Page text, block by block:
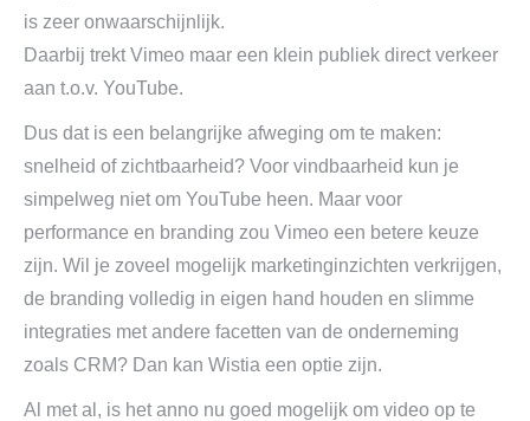
is zeer onwaarschijnlijk.
Daarbij trekt Vimeo maar een klein publiek direct verkeer
aan t.o.v. YouTube.
Dus dat is een belangrijke afweging om te maken:
snelheid of zichtbaarheid? Voor vindbaarheid kun je
simpelweg niet om YouTube heen. Maar voor
performance en branding zou Vimeo een betere keuze
zijn. Wil je zoveel mogelijk marketinginzichten verkrijgen,
de branding volledig in eigen hand houden en slimme
integraties met andere facetten van de onderneming
zoals CRM? Dan kan Wistia een optie zijn.
Al met al, is het anno nu goed mogelijk om video op te